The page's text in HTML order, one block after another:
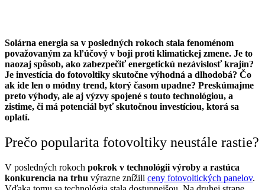
Solárna energia sa v posledných rokoch stala fenoménom
považovaným za kľúčový v boji proti klimatickej zmene. Je to
naozaj spôsob, ako zabezpečiť energetickú nezávislosť krajín?
Je investícia do fotovoltiky skutočne výhodná a dlhodobá? Čo
ak ide len o módny trend, ktorý časom upadne? Preskúmajme
preto výhody, ale aj výzvy spojené s touto technológiou, a
zistime, či má potenciál byť skutočnou investíciou, ktorá sa
oplatí.
Prečo popularita fotovoltiky neustále rastie?
V posledných rokoch pokrok v technológii výroby a rastúca
konkurencia na trhu výrazne znížili ceny fotovoltických panelov.